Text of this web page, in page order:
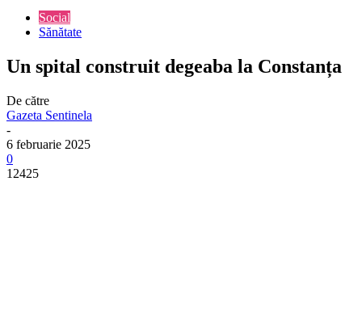
Social
Sănătate
Un spital construit degeaba la Constanța
De către
Gazeta Sentinela
-
6 februarie 2025
0
12425